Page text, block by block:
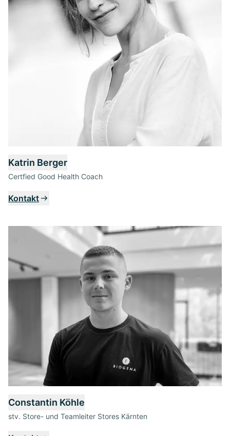
Katrin Berger
Certfied Good Health Coach
Kontakt
Constantin Köhle
stv. Store- und Teamleiter Stores Kärnten